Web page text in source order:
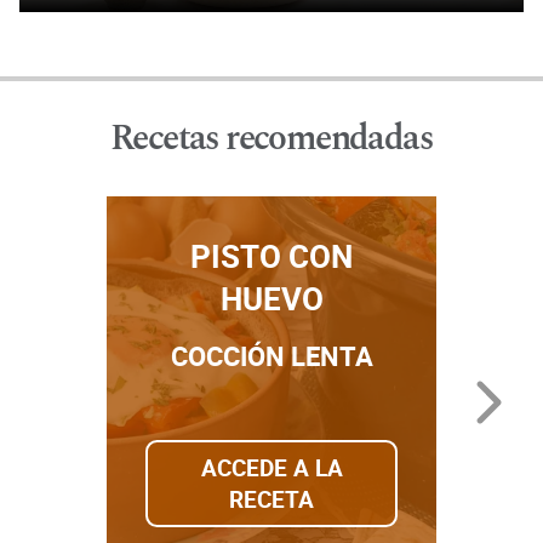
Recetas recomendadas
PISTO CON
HUEVO
COCCIÓN LENTA
ACCEDE A LA
RECETA